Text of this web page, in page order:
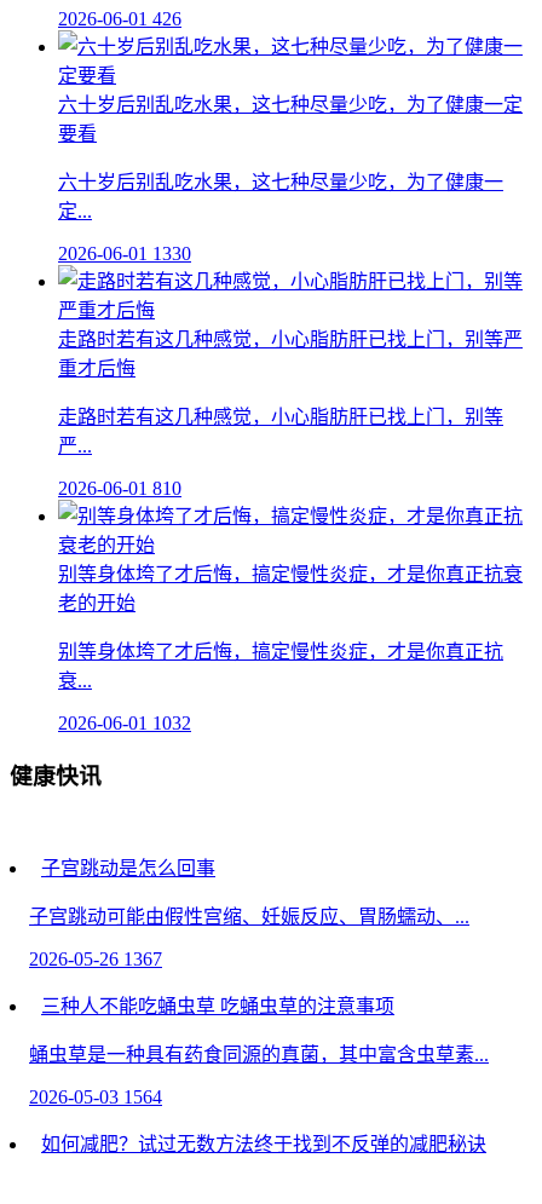
2026-06-01 426
六十岁后别乱吃水果，这七种尽量少吃，为了健康一定
要看
六十岁后别乱吃水果，这七种尽量少吃，为了健康一
定...
2026-06-01 1330
走路时若有这几种感觉，小心脂肪肝已找上门，别等严
重才后悔
走路时若有这几种感觉，小心脂肪肝已找上门，别等
严...
2026-06-01 810
别等身体垮了才后悔，搞定慢性炎症，才是你真正抗衰
老的开始
别等身体垮了才后悔，搞定慢性炎症，才是你真正抗
衰...
2026-06-01 1032
健康快讯
子宫跳动是怎么回事
子宫跳动可能由假性宫缩、妊娠反应、胃肠蠕动、...
2026-05-26 1367
三种人不能吃蛹虫草 吃蛹虫草的注意事项
蛹虫草是一种具有药食同源的真菌，其中富含虫草素...
2026-05-03 1564
如何减肥？试过无数方法终于找到不反弹的减肥秘诀